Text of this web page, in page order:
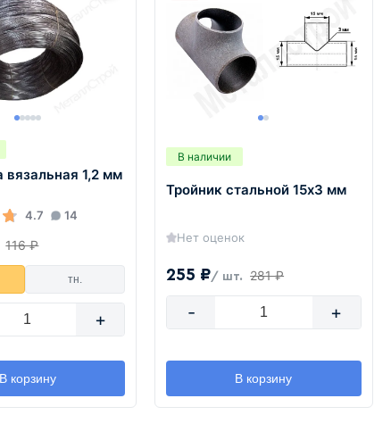
вязальная 1,2 мм
4.7 14
116 ₽
тн.
+
В корзину
В наличии
Тройник стальной 15х3 мм
Нет оценок
255 ₽/ шт. 281 ₽
- +
В корзину